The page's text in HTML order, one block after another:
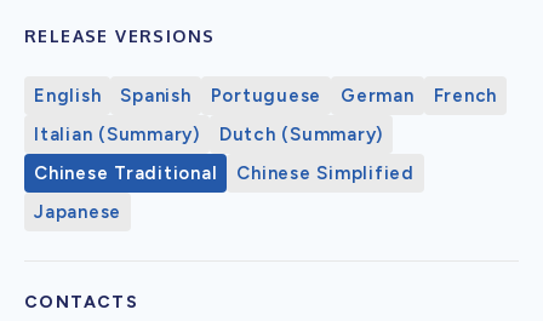
RELEASE VERSIONS
English Spanish Portuguese German
French
Italian (Summary)
Dutch (Summary)
Chinese Traditional
Chinese Simplified
Japanese
CONTACTS